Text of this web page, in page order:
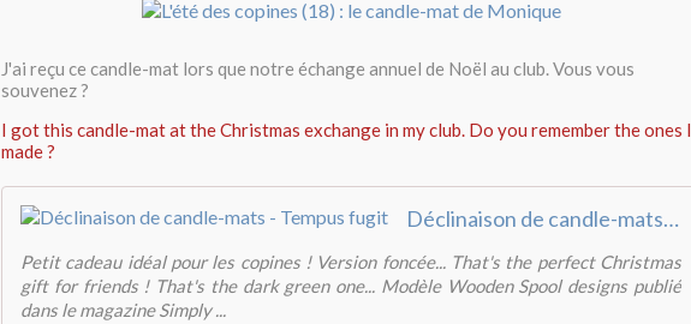
J'ai reçu ce candle-mat lors que notre échange annuel de Noël au club. Vous vous
souvenez ?
I got this candle-mat at the Christmas exchange in my club. Do you remember the ones I
made ?
Déclinaison de candle-mats - Tempus fugit
Petit cadeau idéal pour les copines ! Version foncée... That's the perfect Christmas
gift for friends ! That's the dark green one... Modèle Wooden Spool designs publié
dans le magazine Simply ...